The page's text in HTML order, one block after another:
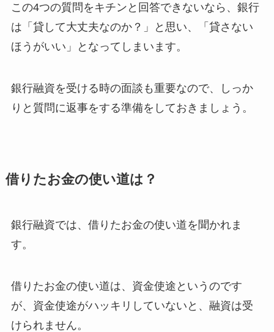
この4つの質問をキチンと回答できないなら、銀行
は「貸して大丈夫なのか？」と思い、「貸さない
ほうがいい」となってしまいます。
銀行融資を受ける時の面談も重要なので、しっか
りと質問に返事をする準備をしておきましょう。
借りたお金の使い道は？
銀行融資では、借りたお金の使い道を聞かれま
す。
借りたお金の使い道は、資金使途というのです
が、資金使途がハッキリしていないと、融資は受
けられません。